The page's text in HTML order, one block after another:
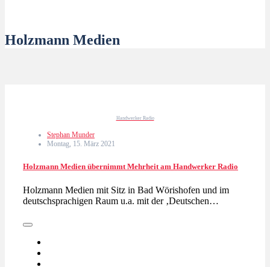
Holzmann Medien
Handwerker Radio
Stephan Munder
Montag, 15. März 2021
Holzmann Medien übernimmt Mehrheit am Handwerker Radio
Holzmann Medien mit Sitz in Bad Wörishofen und im
deutschsprachigen Raum u.a. mit der ‚Deutschen…